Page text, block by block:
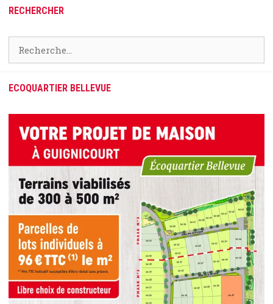
RECHERCHER
Rechercher :
ECOQUARTIER BELLEVUE